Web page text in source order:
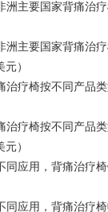
）
）